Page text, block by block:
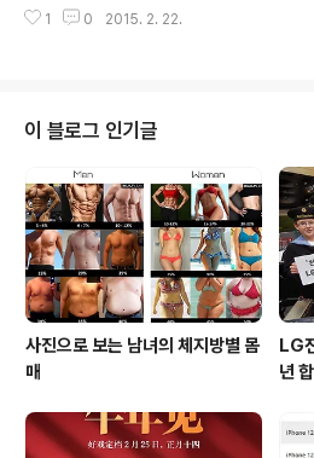
이드 5.0 롤리팝 참고로, Ascend P8의 안투투
징하고 있으며, 알려진 바에 따르면 갤럭시 S6는
펙은 다음과 같습니다. 갤럭시 S6 스펙5.1인치
60 * 1440) 수퍼 아몰레드 디스플레이14nm
정으로 제조된 엑시노스 7420 옥타코어 프로세
760 MP8 GPU3GB RAM32/64/128GB
oSD 미지원)후면 1600만 화소 광학식 손떨림
1 0 2015. 2. 22.
이 블로그 인기글
사진으로 보는 남녀의 체지방별 몸
매
LG
년